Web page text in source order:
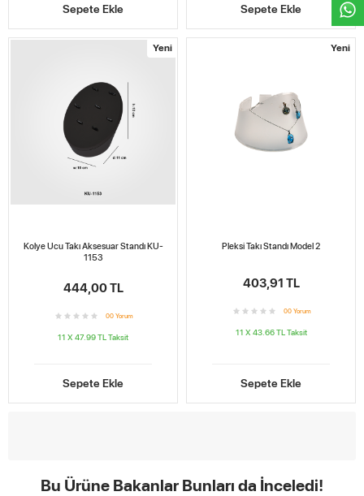
Sepete Ekle Sepete Ekle
Yeni
Kolye Ucu Takı Aksesuar Standı KU-
1153
444,00 TL
00 Yorum
11 X 47.99 TL Taksit
Sepete Ekle
Yeni
Pleksi Takı Standı Model 2
403,91 TL
00 Yorum
11 X 43.66 TL Taksit
Sepete Ekle
Bu Ürüne Bakanlar Bunları da İnceledi!